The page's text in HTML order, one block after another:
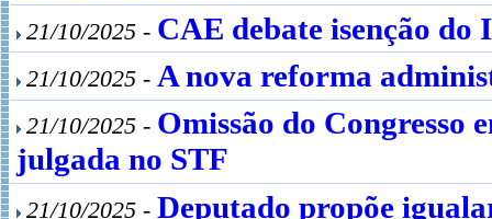
21/10/2025 - CAE debate isenção do
21/10/2025 - A nova reforma
21/10/2025 - Omissão do Congresso
julgada no STF
21/10/2025 - Deputado propõe